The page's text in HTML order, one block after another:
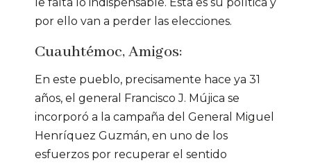
por ello van a perder las elecciones.
Cuauhtémoc, Amigos:
En este pueblo, precisamente hace ya 31
años, el general Francisco J. Mújica se
incorporó a la campaña del General Miguel
Henríquez Guzmán, en uno de los
esfuerzos por recuperar el sentido